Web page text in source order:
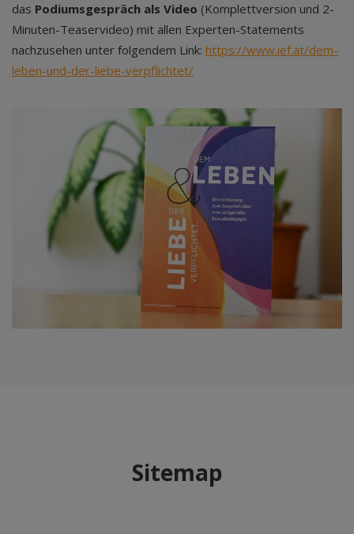
das Podiumsgespräch als Video (Komplettversion und 2-
Minuten-Teaservideo) mit allen Experten-Statements
nachzusehen unter folgendem Link: https://www.ief.at/dem-
leben-und-der-liebe-verpflichtet/
Sitemap